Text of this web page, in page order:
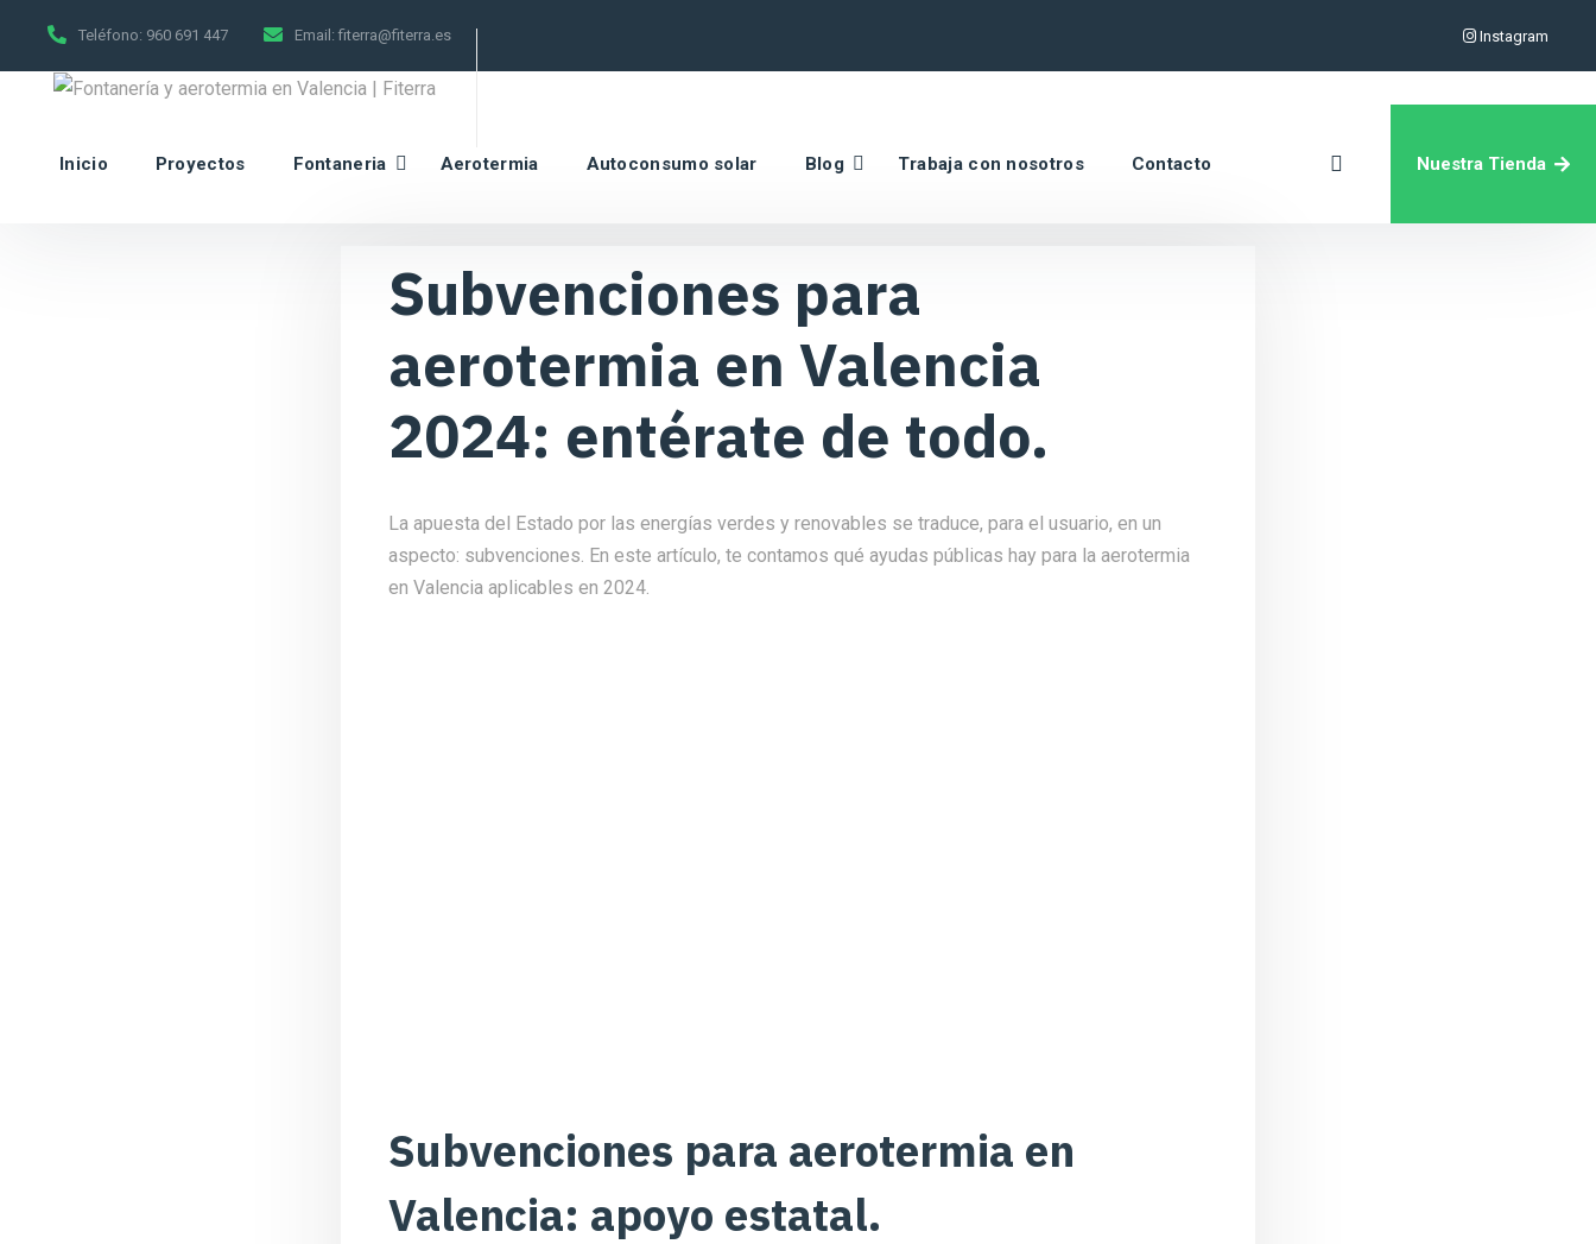
Teléfono: 960 691 447 Email: fiterra@fiterra.es Instagram
Inicio Proyectos Fontaneria Aerotermia Autoconsumo solar Blog Trabaja con nosotros Contacto Nuestra Tienda
Subvenciones para
aerotermia en Valencia
2024: entérate de todo.
La apuesta del Estado por las energías verdes y renovables se traduce, para el usuario, en un
aspecto: subvenciones. En este artículo, te contamos qué ayudas públicas hay para la aerotermia
en Valencia aplicables en 2024.
Subvenciones para aerotermia en
Valencia: apoyo estatal.